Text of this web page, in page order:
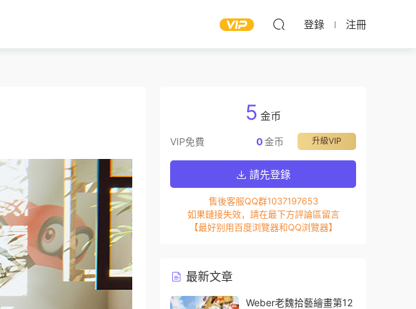
登錄 注冊
5 金币
VIP免費 升級VIP
0金币
請先登錄
售後客服QQ群1037197653
如果鏈接失效，請在最下方評論區留言
【最好别用百度浏覽器和QQ浏覽器】
最新文章
Weber老魏拾藝繪畫第12